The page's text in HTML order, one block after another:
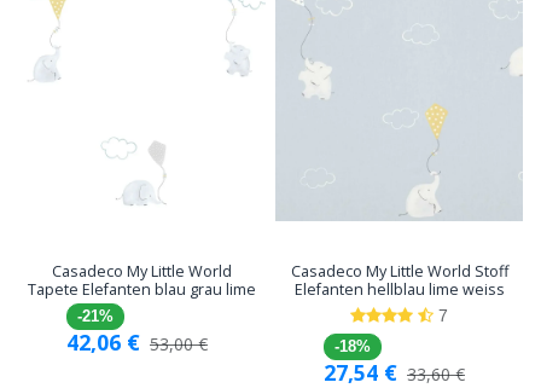
Casadeco My Little World
Tapete Elefanten blau grau lime
-21%
42,06 € 53,00€
Casadeco My Little World Stoff
Elefanten hellblau lime weiss
7
-18%
27,54 € 33,60€